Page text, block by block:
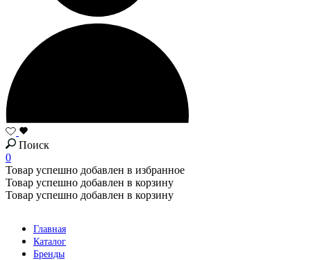
Поиск
0
Товар успешно добавлен в избранное
Товар успешно добавлен в корзину
Товар успешно добавлен в корзину
Главная
Каталог
Бренды